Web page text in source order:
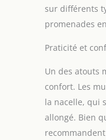
sur différents
promenades
Praticité et
Un des atouts
confort. Les
la nacelle, qui
allongé. Bien